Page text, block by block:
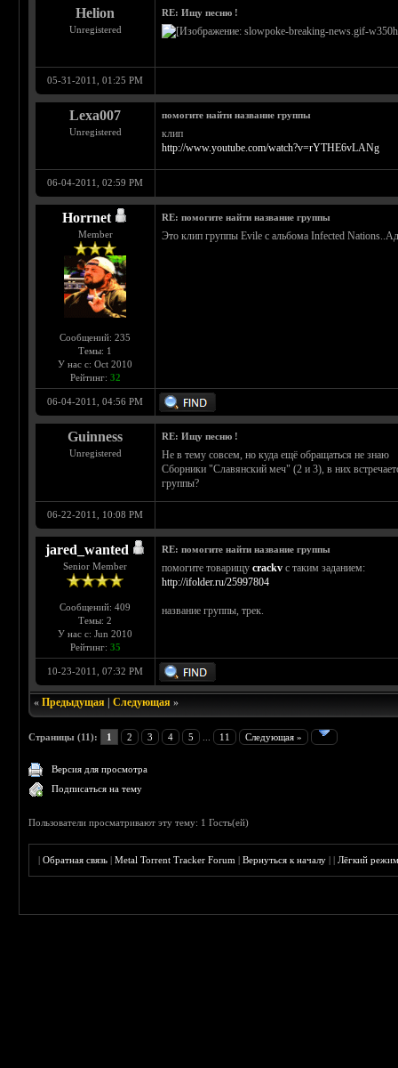
Helion
Unregistered
RE: Ищу песню !
05-31-2011, 01:25 PM
Lexa007
Unregistered
помогите найти название группы
клип
http://www.youtube.com/watch?v=rYTHE6vLANg
06-04-2011, 02:59 PM
Horrnet
Member
Сообщений: 235
Темы: 1
У нас с: Oct 2010
Рейтинг: 32
RE: помогите найти название группы
Это клип группы Evile с альбома Infected
06-04-2011, 04:56 PM
Guinness
Unregistered
RE: Ищу песню !
Не в тему совсем, но куда ещё обращаться не знаю
Сборники "Славянский меч" (2 и 3), в них
группы?
06-22-2011, 10:08 PM
jared_wanted
Senior Member
Сообщений: 409
Темы: 2
У нас с: Jun 2010
Рейтинг: 35
RE: помогите найти название группы
помогите товарищуcrackv с таким заданием:
http://ifolder.ru/25997804
название группы, трек.
10-23-2011, 07:32 PM
«Предыдущая |Следующая »
Страницы (11): 1 2 3 4 5 11 Следующая »
Версия для просмотра
Подписаться на тему
Пользователи просматривают эту тему: 1 Гость(ей)
|Обратная связь |Metal Torrent Tracker Forum |Вернуться к началу ||Лёгкий